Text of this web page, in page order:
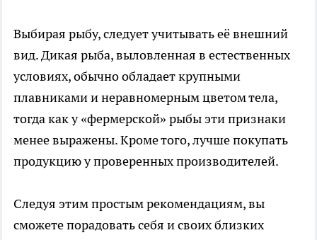
Выбирая рыбу, следует учитывать её внешний
вид. Дикая рыба, выловленная в естественных
условиях, обычно обладает крупными
плавниками и неравномерным цветом тела,
тогда как у «фермерской» рыбы эти признаки
менее выражены. Кроме того, лучше покупать
продукцию у проверенных производителей.
Следуя этим простым рекомендациям, вы
сможете порадовать себя и своих близких